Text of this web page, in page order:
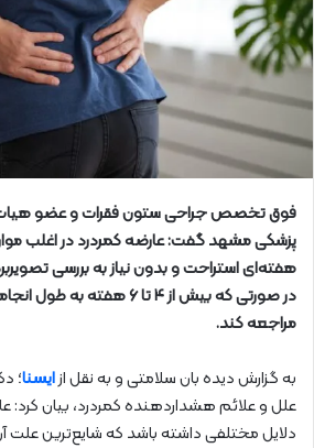
فوق تخصص جراحی ستون فقرات و عضو
هفته‌ای استراحت و بدون نیاز به بررسی
در صورتی که بیش از ۴ تا ۶
مراجعه کند.
به گزارش دیده بان سلامتی و به نقل ازایسنا؛
علل و علائم هشداردهنده کمردرد، بیان کرد:
دلایل مختلفی داشته باشد که شایع‌ترین